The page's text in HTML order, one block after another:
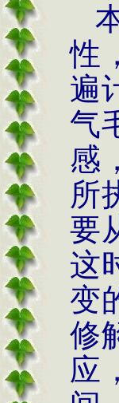
性
遍
气
感
所
要
这
变
修
应